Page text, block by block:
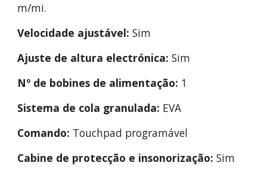
m/mi.
Velocidade ajustável: Sim
Ajuste de altura electrónica: Sim
Nº de bobines de alimentação: 1
Sistema de cola granulada: EVA
Comando: Touchpad programável
Cabine de protecção e insonorização: Sim